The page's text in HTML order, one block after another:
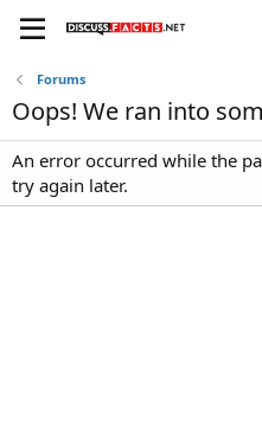
Forums
Oops! We ran into
An error occurred while the
try again later.